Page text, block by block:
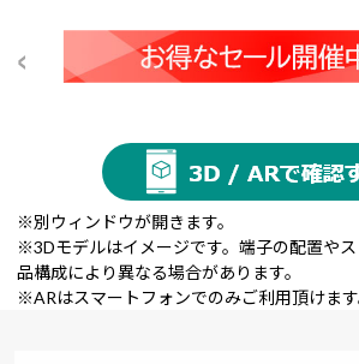
※別ウィンドウが開きます。
※3Dモデルはイメージです。端子の配置や
品構成により異なる場合があります。
※ARはスマートフォンでのみご利用頂けます